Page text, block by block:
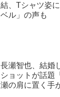
結、Tシャツ姿
ベル」の声も
長瀬智也、結婚
ショットが話題
瀬の肩に置く手